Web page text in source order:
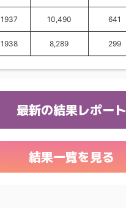
1937 10,490 641
1938 8,289 299
最新の結果レポート
結果一覧を見る